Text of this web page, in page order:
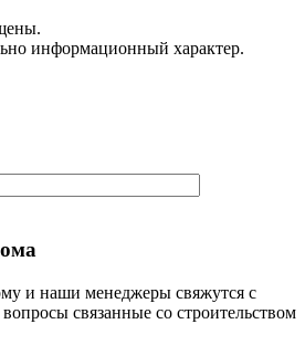
информационный характер.
и наши менеджеры свяжутся с
связанные со строительством